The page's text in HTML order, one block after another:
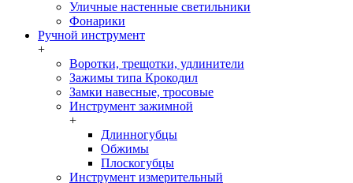
Уличные настенные светильники
Фонарики
Ручной инструмент
+
Воротки, трещотки, удлинители
Зажимы типа Крокодил
Замки навесные, тросовые
Инструмент зажимной
+
Длинногубцы
Обжимы
Плоскогубцы
Инструмент измерительный